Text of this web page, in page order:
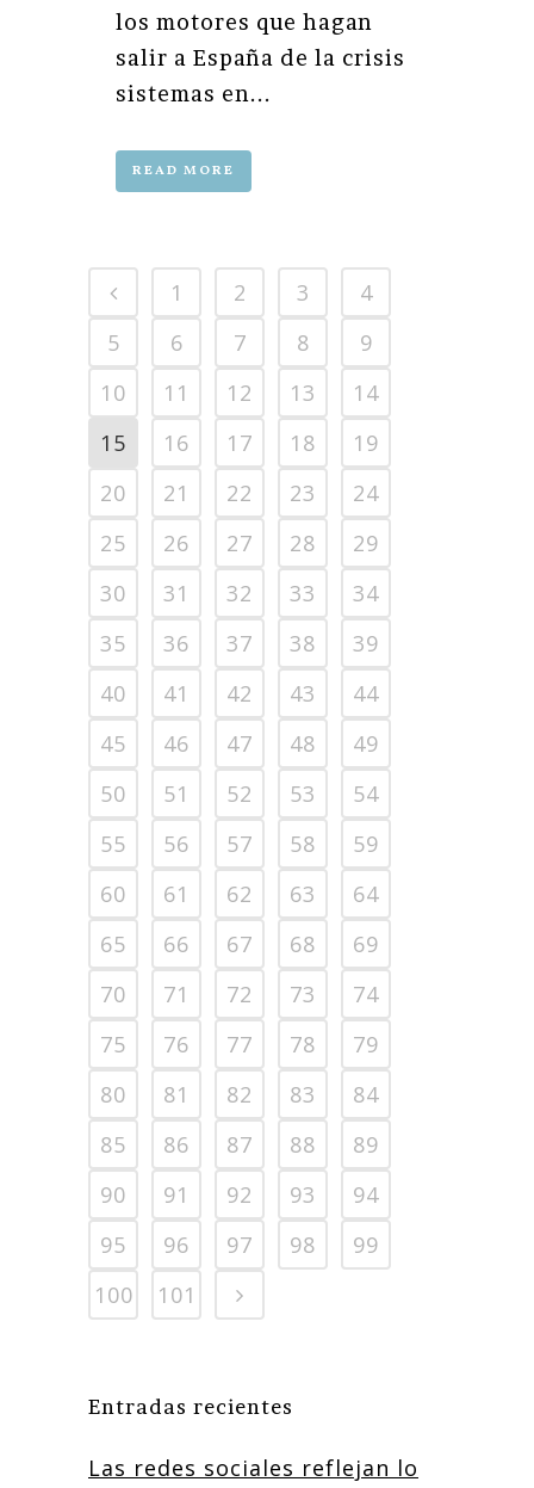
los motores que hagan
salir a España de la crisis
sistemas en...
READ MORE
1 2 3
4
5
6 7 8
9
10
11 12 13
14
15
16 17 18
19
20
21 22 23
24
25
26 27 28
29
30
31 32 33
34
35
36 37 38
39
40
41 42 43
44
45
46 47 48
49
50
51 52 53
54
55
56 57 58
59
60
61 62 63
64
65
66 67 68
69
70
71 72 73
74
75
76 77 78
79
80
81 82 83
84
85
86 87 88
89
90
91 92 93
94
95
96 97 98
99
100
101
Entradas recientes
Las redes sociales reflejan lo